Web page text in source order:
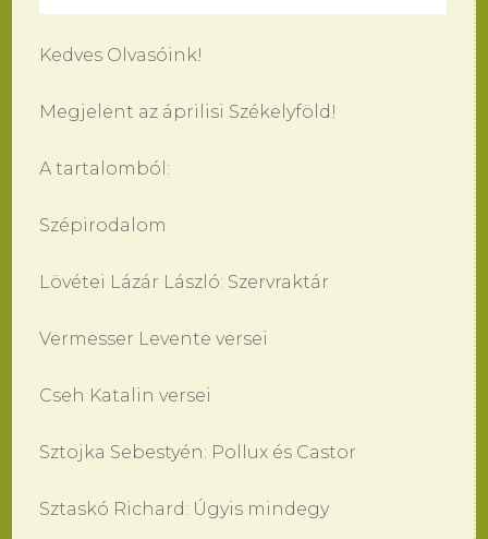
Kedves Olvasóink!
Megjelent az áprilisi Székelyföld!
A tartalomból:
Szépirodalom
Lövétei Lázár László: Szervraktár
Vermesser Levente versei
Cseh Katalin versei
Sztojka Sebestyén: Pollux és Castor
Sztaskó Richard: Úgyis mindegy